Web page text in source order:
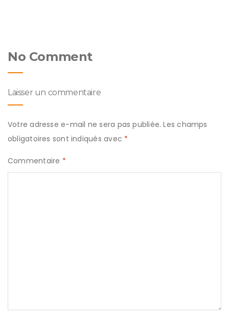
No Comment
Laisser un commentaire
Votre adresse e-mail ne sera pas publiée. Les champs
obligatoires sont indiqués avec *
Commentaire *